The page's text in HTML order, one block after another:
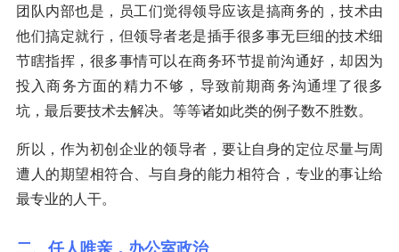
团队内部也是，员工们觉得领导应该是搞商务的，技术由
他们搞定就行，但领导者老是插手很多事无巨细的技术细
节瞎指挥，很多事情可以在商务环节提前沟通好，却因为
投入商务方面的精力不够，导致前期商务沟通埋了很多
坑，最后要技术去解决。等等诸如此类的例子数不胜数。
所以，作为初创企业的领导者，要让自身的定位尽量与周
遭人的期望相符合、与自身的能力相符合，专业的事让给
最专业的人干。
二、任人唯亲，办公室政治